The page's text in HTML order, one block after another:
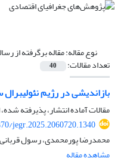
نوع مقاله:مقاله برگرفته از
تعداد مقالات: 40
بازاندیشی در رژیم
مقالات آماده انتشار، پذیرفته شده،
jegr.2025.2060720.1340
محمدرضا پورمحمدی، رسول
مشاهده مقاله